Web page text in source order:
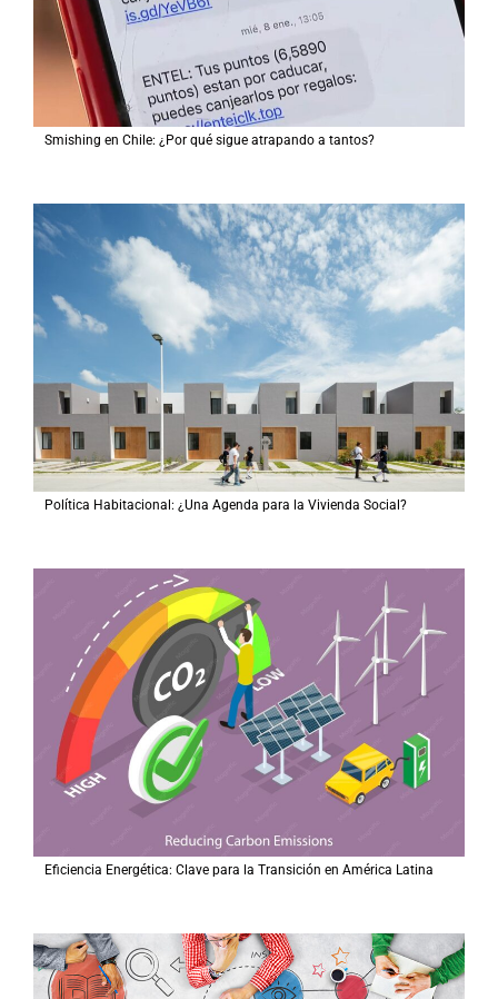
Smishing en Chile: ¿Por qué sigue atrapando a tantos?
Política Habitacional: ¿Una Agenda para la Vivienda Social?
Eficiencia Energética: Clave para la Transición en América Latina